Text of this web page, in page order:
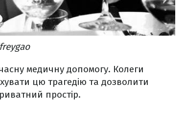
медичну допомогу. Колеги
цю трагедію та дозволити
простір.